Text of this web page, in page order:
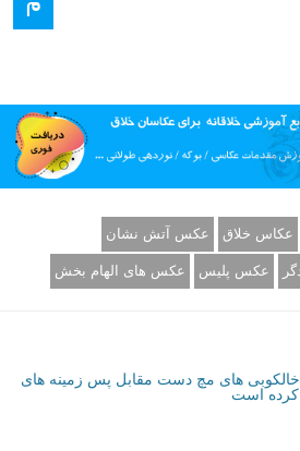
م
عکاس خلاق عکس آتش نشان
عکس پلیس عکس های الهام بخش
های مچ دست مقابل پس زمینه های
است